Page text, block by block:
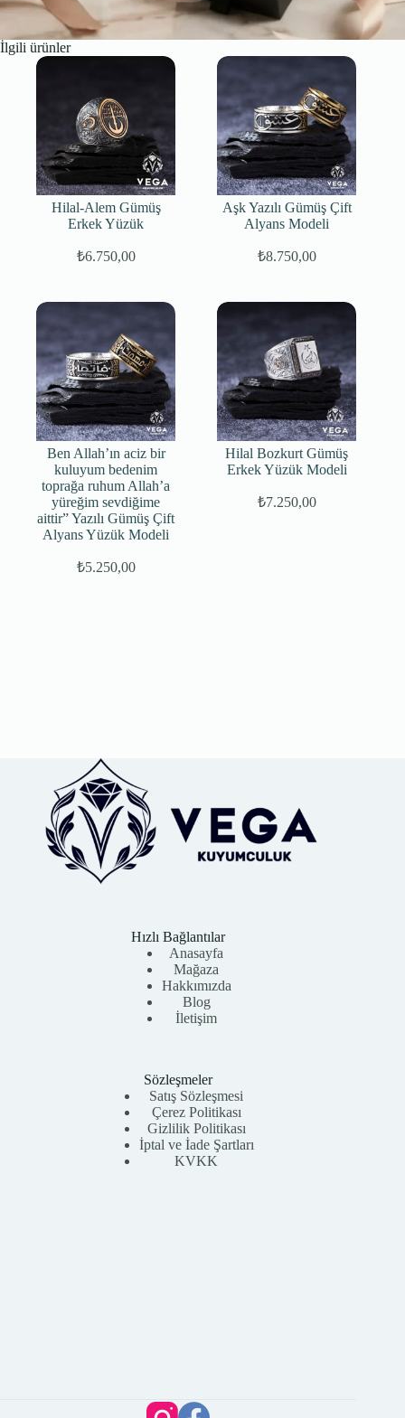
İlgili ürünler
Hilal-Alem Gümüş
Erkek Yüzük
₺6.750,00
Aşk Yazılı Gümüş Çift
Alyans Modeli
₺8.750,00
Ben Allah’ın aciz bir
kuluyum bedenim
toprağa ruhum Allah’a
yüreğim sevdiğime
aittir” Yazılı Gümüş Çift
Alyans Yüzük Modeli
Orijinal
₺5.250,00
Şu
Hilal Bozkurt Gümüş
Erkek Yüzük Modeli
Orijinal
₺7.250,00
Şu
Hızlı Bağlantılar
Anasayfa
Mağaza
Hakkımızda
Blog
İletişim
Sözleşmeler
Satış Sözleşmesi
Çerez Politikası
Gizlilik Politikası
İptal ve İade Şartları
KVKK